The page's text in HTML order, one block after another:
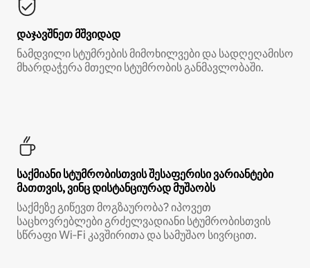
დაჯავშნეთ მშვიდად
ნამდვილი სტუმრების მიმოხილვები და სადღეღამისო
მხარდაჭერა მთელი სტუმრობის განმავლობაში.
საქმიანი სტუმრობისთვის შესაფერისი ვარიანტები
მათთვის, ვინც დისტანციურად მუშაობს
საქმეზე გიწევთ მოგზაურობა? იპოვეთ
საცხოვრებლები გრძელვადიანი სტუმრობისთვის
სწრაფი Wi‑Fi კავშირითა და სამუშაო სივრცით.